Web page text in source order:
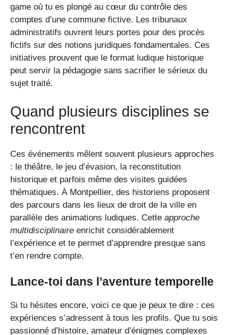
game où tu es plongé au cœur du contrôle des
comptes d’une commune fictive. Les tribunaux
administratifs ouvrent leurs portes pour des procès
fictifs sur des notions juridiques fondamentales. Ces
initiatives prouvent que le format ludique historique
peut servir la pédagogie sans sacrifier le sérieux du
sujet traité.
Quand plusieurs disciplines se
rencontrent
Ces événements mêlent souvent plusieurs approches
: le théâtre, le jeu d’évasion, la reconstitution
historique et parfois même des visites guidées
thématiques. À Montpellier, des historiens proposent
des parcours dans les lieux de droit de la ville en
parallèle des animations ludiques. Cette approche
multidisciplinaire enrichit considérablement
l’expérience et te permet d’apprendre presque sans
t’en rendre compte.
Lance-toi dans l’aventure temporelle
Si tu hésites encore, voici ce que je peux te dire : ces
expériences s’adressent à tous les profils. Que tu sois
passionné d’histoire, amateur d’énigmes complexes